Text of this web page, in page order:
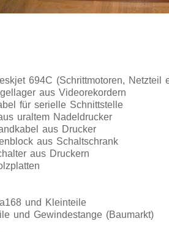
694C (Schrittmotoren, Netzteil
aus Videorekordern
für serielle Schnittstelle
uraltem Nadeldrucker
aus Drucker
aus Schaltschrank
aus Druckern
und Kleinteile
und Gewindestange (Baumarkt)